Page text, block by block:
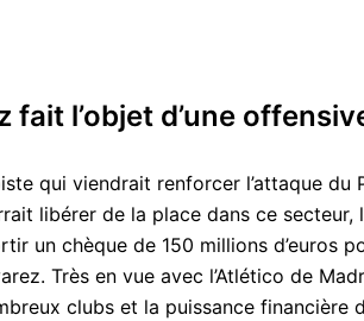
l’objet d’une
qui viendrait renforcer l’attaque du
libérer de la place dans ce secteur,
un chèque de 150 millions d’euros
Très en vue avec l’Atlético de
clubs et la puissance financière